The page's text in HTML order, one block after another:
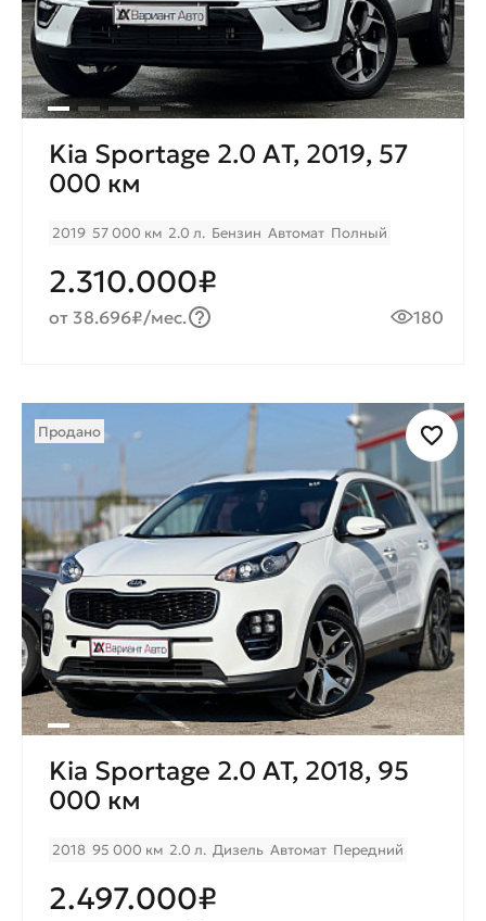
Kia Sportage 2.0 AТ, 2019, 57
000 км
2019 57 000 км 2.0 л. Бензин Автомат Полный
2.310.000₽
от 38.696₽/мес. 180
Продано
Kia Sportage 2.0 AT, 2018, 95
000 км
2018 95 000 км 2.0 л. Дизель Автомат Передний
2.497.000₽